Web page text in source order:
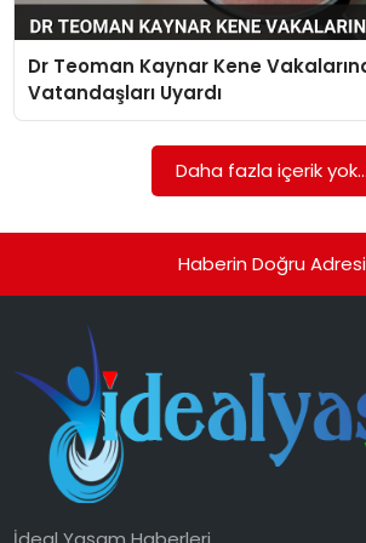
YAŞAM
MAGAZIN
SOSYAL HABER
Dr Teoman Kaynar Kene
Vatandaşları Uyardı
Daha fazla içerik yok...
Haberin Doğru Adresi